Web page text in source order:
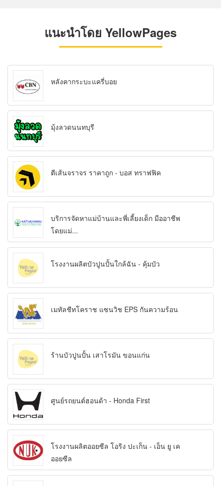
แนะนำโดย YellowPages
หลังคากระบะแครี่บอย
มุ้งลวดนนทบุรี
ตีเส้นจราจร ราคาถูก - บอส ทราฟฟิค
บริการจัดหาแม่บ้านและพี่เลี้ยงเด็ก มืออาชีพ
โดยแม่...
โรงงานผลิตบัวปูนปั้นใกล้ฉัน - คุ้มบัว
เมทัลชีทโคราช แซนวิช EPS กันความร้อน
ร้านบัวปูนปั้น เสาโรมัน ขอนแก่น
ศูนย์รถยนต์ฮอนด้า - Honda First
โรงงานผลิตออยซีล โอริง ปะเก็น - เอ็น ยู เค
ออยซีล